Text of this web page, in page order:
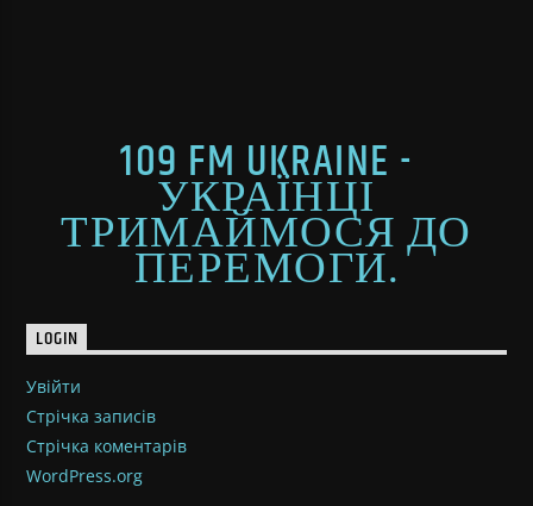
109 FM UKRAINE -
УКРАЇНЦІ
ТРИМАЙМОСЯ ДО
ПЕРЕМОГИ.
LOGIN
Увійти
Стрічка записів
Стрічка коментарів
WordPress.org